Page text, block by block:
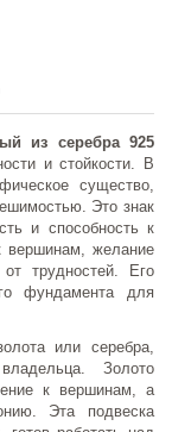
из серебра 925
и стойкости. В
существо,
Это знак
и способность к
вершинам, желание
трудностей. Его
фундамента для
или серебра,
Золото
к вершинам, а
Эта подвеска